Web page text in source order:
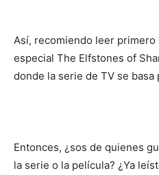
Así, recomiendo leer
especial The Elfstones of
donde la serie de TV se basa
Entonces, ¿sos de quienes
la serie o la película? ¿Ya